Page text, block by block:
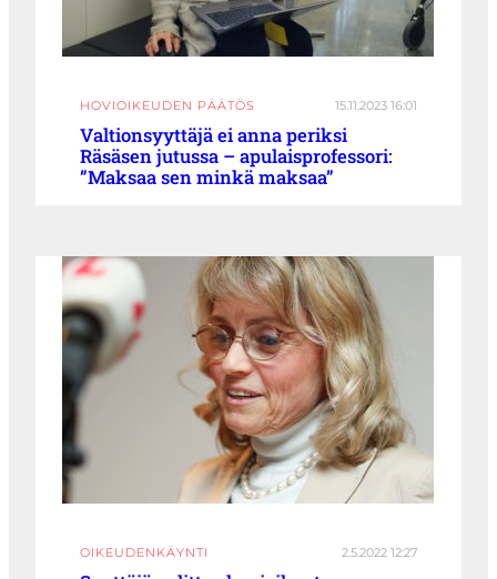
HOVIOIKEUDEN PÄÄTÖS 15.11.2023 16:01
Valtionsyyttäjä ei anna periksi
Räsäsen jutussa – apulaisprofessori:
”Maksaa sen minkä maksaa”
OIKEUDENKÄYNTI 2.5.2022 12:27